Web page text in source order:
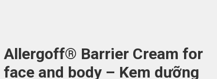
Allergoff® Barrier Cream for
face and body – Kem dưỡng